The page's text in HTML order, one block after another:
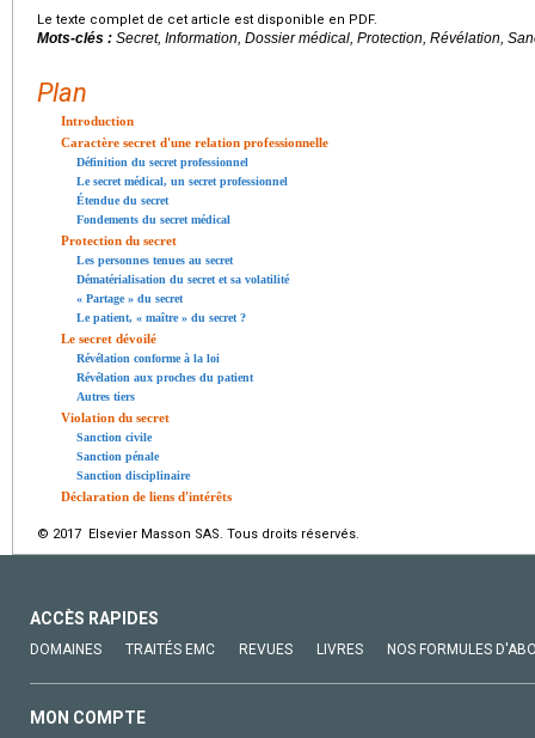
Le texte complet de cet article est disponible en PDF.
Mots-clés : Secret, Information, Dossier médical, Protection, Révélation,
Plan
Introduction
Caractère secret d'une relation professionnelle
Définition du secret professionnel
Le secret médical, un secret professionnel
Étendue du secret
Fondements du secret médical
Protection du secret
Les personnes tenues au secret
Dématérialisation du secret et sa volatilité
« Partage » du secret
Le patient, « maître » du secret ?
Le secret dévoilé
Révélation conforme à la loi
Révélation aux proches du patient
Autres tiers
Violation du secret
Sanction civile
Sanction pénale
Sanction disciplinaire
Déclaration de liens d'intérêts
© 2017 Elsevier Masson SAS. Tous droits réservés.
ACCÈS RAPIDES
DOMAINES TRAITÉS EMC REVUES LIVRES NOS FORMULES
MON COMPTE